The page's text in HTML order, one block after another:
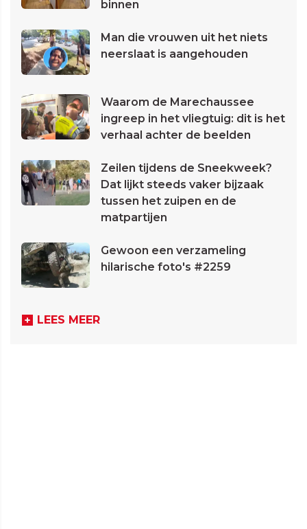
binnen
Man die vrouwen uit het niets
neerslaat is aangehouden
Waarom de Marechaussee
ingreep in het vliegtuig: dit is het
verhaal achter de beelden
Zeilen tijdens de Sneekweek?
Dat lijkt steeds vaker bijzaak
tussen het zuipen en de
matpartijen
Gewoon een verzameling
hilarische foto's #2259
LEES MEER